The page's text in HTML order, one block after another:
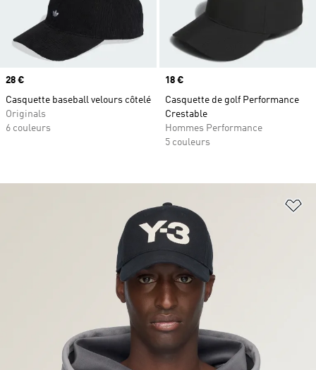
Prix
28 €
Casquette baseball velours côtelé
Originals
6 couleurs
Prix
18 €
Casquette de golf Performance
Crestable
Hommes Performance
5 couleurs